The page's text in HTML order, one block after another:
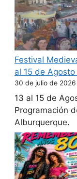
Festival
al 15 de
30 de julio de 2026
13 al 15 de
Programación
Alburquerque.